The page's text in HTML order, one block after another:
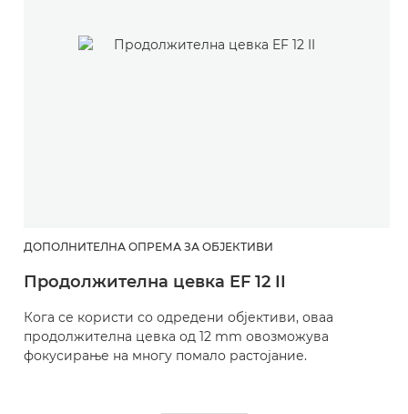
ДОПОЛНИТЕЛНА ОПРЕМА ЗА ОБЈЕКТИВИ
Продолжителна цевка EF 12 II
Кога се користи со одредени објективи, оваа
продолжителна цевка од 12 mm овозможува
фокусирање на многу помало растојание.